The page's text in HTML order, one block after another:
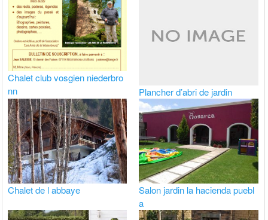
Chalet club vosgien niederbro
nn
Plancher d’abri de jardin
Chalet de l abbaye
Salon jardin la hacienda puebl
a